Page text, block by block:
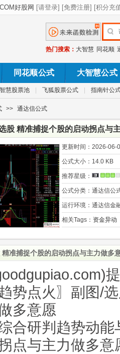
热门搜索： 大智慧 同花顺
同花顺公式 大智慧公式
慧股票池 飞狐股票公式 指南针公
>> 通达信公式
股 精准捕捉个股的启动拐点与
更新时间： 2026-06-
公式大小： 14.0 KB
推荐星级：
公式分类： 通达信公
运行环境： 通达信金
相关Tags： 资金异动
准捕捉个股的启动拐点与主力做多
势点火〗副图/
多意愿
合研判趋势动
点与主力做多意